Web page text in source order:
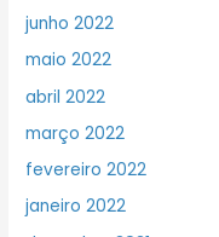
junho 2022
maio 2022
abril 2022
março 2022
fevereiro 2022
janeiro 2022